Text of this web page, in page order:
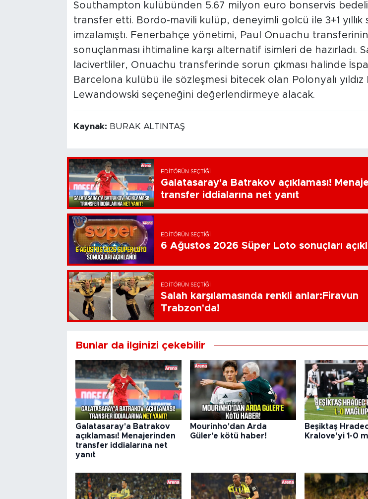
Southampton kulübünden 5.67 milyon euro bonservis
transfer etti. Bordo-mavili kulüp, deneyimli golcü ile 3+1 yıllık
imzalamıştı. Fenerbahçe yönetimi, Paul Onuachu
sonuçlanması ihtimaline karşı alternatif isimleri de hazırladı.
lacivertliler, Onuachu transferinde sorun çıkması halinde
Barcelona kulübü ile sözleşmesi bitecek olan Polonyalı yıldız
Lewandowski seçeneğini değerlendirmeye alacak.
Kaynak: BURAK ALTINTAŞ
EDITÖRÜN SEÇTIĞI
Galatasaray'a Batrakov açıklaması!
transfer iddialarına net yanıt
EDITÖRÜN SEÇTIĞI
6 Ağustos 2026 Süper Loto sonuçları
EDITÖRÜN SEÇTIĞI
Salah karşılamasında renkli anlar:Firavun
Trabzon'da!
Bunlar da ilginizi çekebilir
Galatasaray'a Batrakov
açıklaması! Menajerinden
transfer iddialarına net
yanıt
Mourinho'dan Arda
Güler'e kötü haber!
Beşiktaş
Kralove’yi 1-0